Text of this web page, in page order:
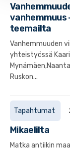
vanhemmuus
teemailta
Vanhemmuuden
yhteistyössä
Ruskon...
Tapahtumat
Mikaelilta
Matka antiikin